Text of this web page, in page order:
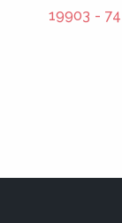
19903 - 74